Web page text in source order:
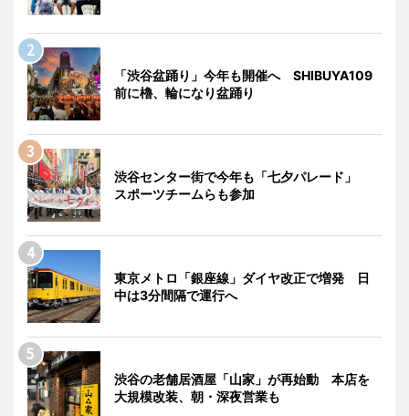
「渋谷盆踊り」今年も開催へ SHIBUYA109
前に櫓、輪になり盆踊り
渋谷センター街で今年も「七夕パレード」
スポーツチームらも参加
東京メトロ「銀座線」ダイヤ改正で増発 日
中は3分間隔で運行へ
渋谷の老舗居酒屋「山家」が再始動 本店を
大規模改装、朝・深夜営業も